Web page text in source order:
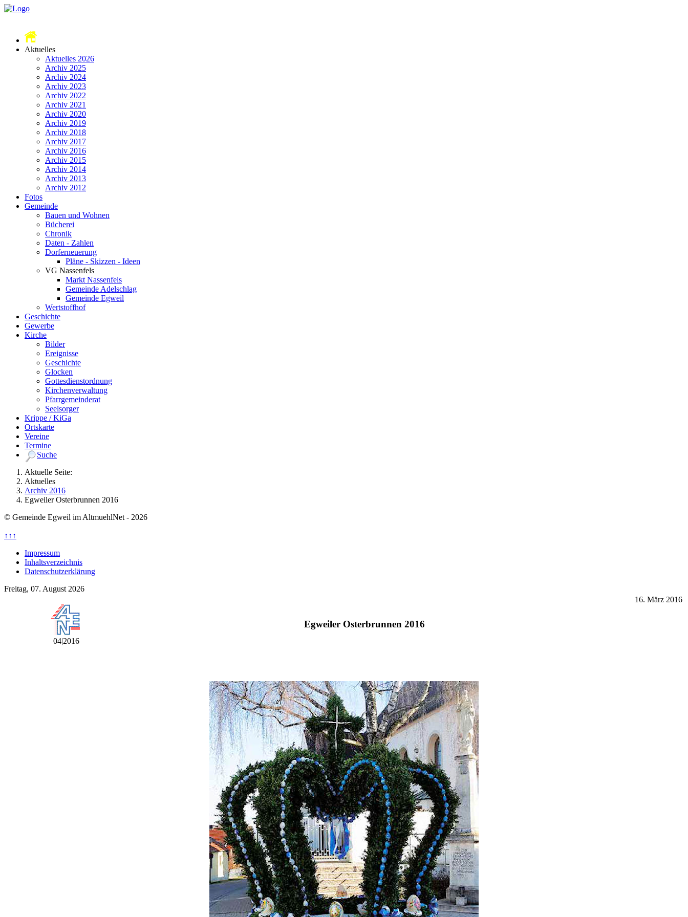
Aktuelles
Aktuelles 2026
Archiv 2025
Archiv 2024
Archiv 2023
Archiv 2022
Archiv 2021
Archiv 2020
Archiv 2019
Archiv 2018
Archiv 2017
Archiv 2016
Archiv 2015
Archiv 2014
Archiv 2013
Archiv 2012
Fotos
Gemeinde
Bauen und Wohnen
Bücherei
Chronik
Daten - Zahlen
Dorferneuerung
Pläne - Skizzen - Ideen
VG Nassenfels
Markt Nassenfels
Gemeinde Adelschlag
Gemeinde Egweil
Wertstoffhof
Geschichte
Gewerbe
Kirche
Bilder
Ereignisse
Geschichte
Glocken
Gottesdienstordnung
Kirchenverwaltung
Pfarrgemeinderat
Seelsorger
Krippe / KiGa
Ortskarte
Vereine
Termine
Suche
Aktuelle Seite:
Aktuelles
Archiv 2016
Egweiler Osterbrunnen 2016
© Gemeinde Egweil im AltmuehlNet - 2026
↑↑↑
Impressum
Inhaltsverzeichnis
Datenschutzerklärung
Freitag, 07. August 2026
04|2016
Egweiler Osterbrunnen 2016
16. März 2016